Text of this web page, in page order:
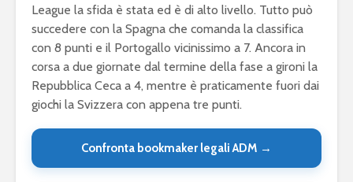
League la sfida è stata ed è di alto livello. Tutto può
succedere con la Spagna che comanda la classifica
con 8 punti e il Portogallo vicinissimo a 7. Ancora in
corsa a due giornate dal termine della fase a gironi la
Repubblica Ceca a 4, mentre è praticamente fuori dai
giochi la Svizzera con appena tre punti.
Confronta bookmaker legali ADM →